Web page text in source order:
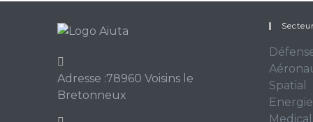
Adresse :78960 Voisins le
Bretonneux
Spatial
Energie
Medical